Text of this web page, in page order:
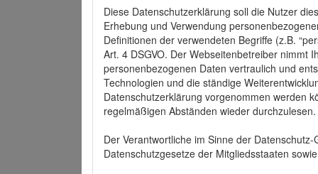
Diese Datenschutzerklärung soll die Nutzer
Erhebung und Verwendung
Definitionen der verwendeten Begriffe (z.B.
Art. 4 DSGVO. Der Webseitenbetreiber nimmt
personenbezogenen Daten vertraulich und
Technologien und die ständige
Datenschutzerklärung vorgenommen werden
regelmäßigen Abständen wieder durchzulesen.
Der Verantwortliche im Sinne der
Datenschutzgesetze der Mitgliedsstaaten